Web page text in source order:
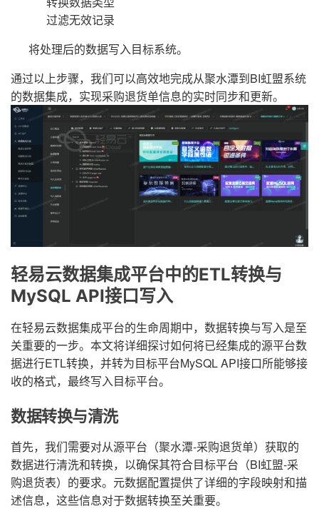
过滤无效记录
将处理后的数据写入目标系统。
通过以上步骤，我们可以高效地完成从聚水潭到BI虹盟系统
的数据集成，实现采购退货单信息的实时同步和更新。
轻易云数据集成平台中的ETL转换与
MySQL API接口写入
在轻易云数据集成平台的生命周期中，数据转换与写入是至
关重要的一步。本文将详细探讨如何将已经集成的源平台数
据进行ETL转换，并转为目标平台MySQL API接口所能够接
收的格式，最终写入目标平台。
数据转换与清洗
首先，我们需要对从源平台（聚水潭-采购退货单）获取的
数据进行清洗和转换，以确保其符合目标平台（BI虹盟-采
购退货表）的要求。元数据配置提供了详细的字段映射和描
述信息，这些信息对于数据转换至关重要。